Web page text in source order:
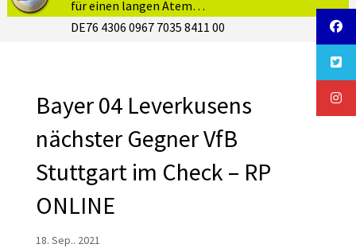
für einen langen Atem…
DE76 4306 0967 7035 8411 00
Bayer 04 Leverkusens
nächster Gegner VfB
Stuttgart im Check – RP
ONLINE
18. Sep.. 2021